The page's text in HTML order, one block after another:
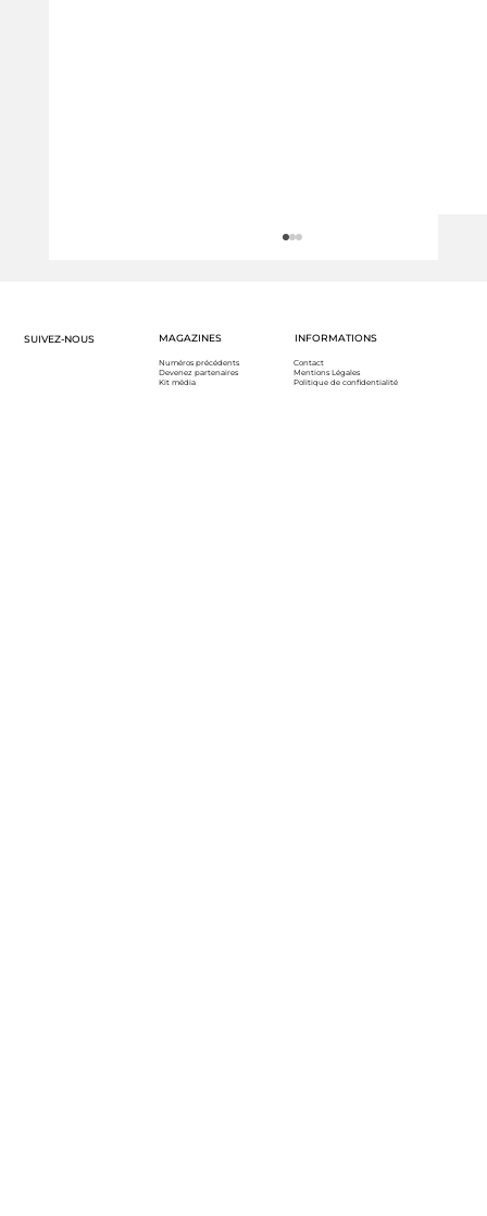
Contact
Mentions Légales
Politique de confidentialité
INFORMATIONS
Numéros précédents
Devenez partenaires
Kit média
MAGAZINES
SUIVEZ-NOUS